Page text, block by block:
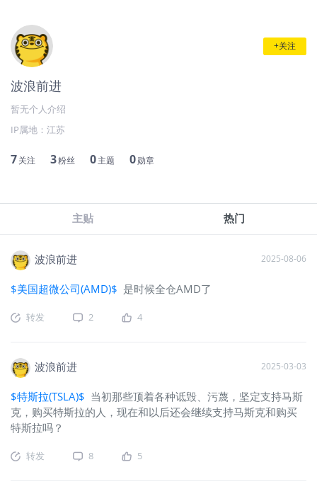
+关注
波浪前进
暂无个人介绍
IP属地： 江苏
7关注 3粉丝 0主题 0勋章
主贴 热门
波浪前进 2025-08-06
$美国超微公司(AMD)$ 是时候全仓AMD了
转发 2 4
波浪前进 2025-03-03
$特斯拉(TSLA)$ 当初那些顶着各种诋毁、污蔑，坚定支持马斯
克，购买特斯拉的人，现在和以后还会继续支持马斯克和购买
特斯拉吗？
转发 8 5